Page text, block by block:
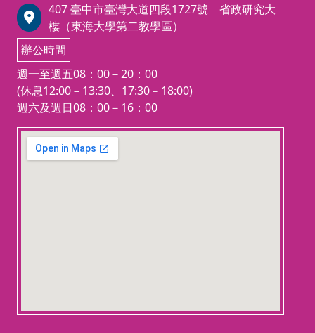
407 臺中市臺灣大道四段1727號 省政研究大
樓（東海大學第二教學區）
辦公時間
週一至週五08：00－20：00
(休息12:00－13:30、17:30－18:00)
週六及週日08：00－16：00
123 movies
embedgooglemap.net